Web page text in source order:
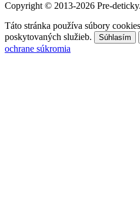
Copyright © 2013-2026 Pre-
Táto stránka používa súbory
poskytovaných služieb.
Súhlasím
ochrane súkromia